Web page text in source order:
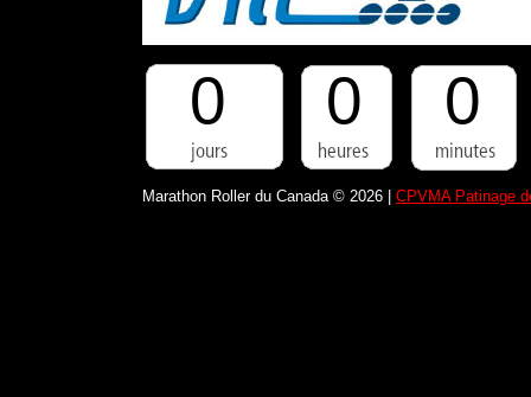
0 0 0
Marathon Roller du Canada © 2026 | CPVMA Patinage